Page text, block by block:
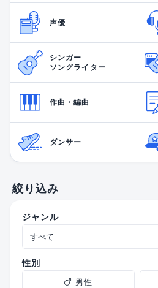
声優
シンガー
ソングライター
作曲・編曲
ダンサー
絞り込み
ジャンル
性別
男性